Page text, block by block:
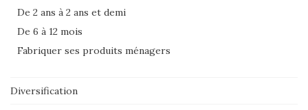
De 2 ans à 2 ans et demi
De 6 à 12 mois
Fabriquer ses produits ménagers
Diversification